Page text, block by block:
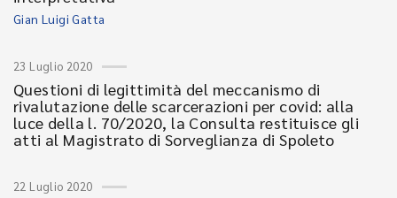
Gian Luigi Gatta
23 Luglio 2020
Questioni di legittimità del meccanismo di
rivalutazione delle scarcerazioni per covid: alla
luce della l. 70/2020, la Consulta restituisce gli
atti al Magistrato di Sorveglianza di Spoleto
22 Luglio 2020